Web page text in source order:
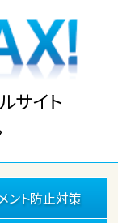
サイト
ント防止対策